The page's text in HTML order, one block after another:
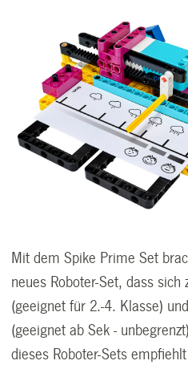
Mit dem Spike Prime Set
neues Roboter-Set, dass sich
(geeignet für 2.-4. Klasse)
(geeignet ab Sek -
dieses Roboter-Sets